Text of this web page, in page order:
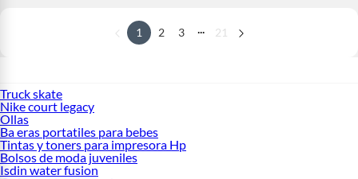
1 2 3 ... 21
Truck skate
Nike court legacy
Ollas
Ba eras portatiles para bebes
Tintas y toners para impresora Hp
Bolsos de moda juveniles
Isdin water fusion